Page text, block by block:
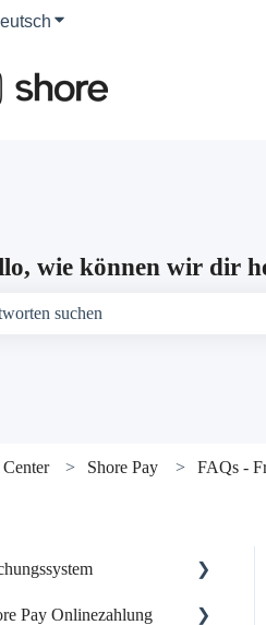
Untermenü für
wie können wir dir
Shore Pay FAQs -
Dein Start mit Shore
Pay Onlinezahlung